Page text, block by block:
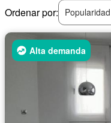
Ordenar por:
Popularidad
Alta demanda